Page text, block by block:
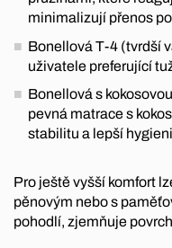
minimalizují přenos
Bonellová T-4 (tvrdší
uživatele preferující
Bonellová s
pevná matrace s
stabilitu a lepší
Pro ještě vyšší komfort
pěnovým nebo s
pohodlí, zjemňuje